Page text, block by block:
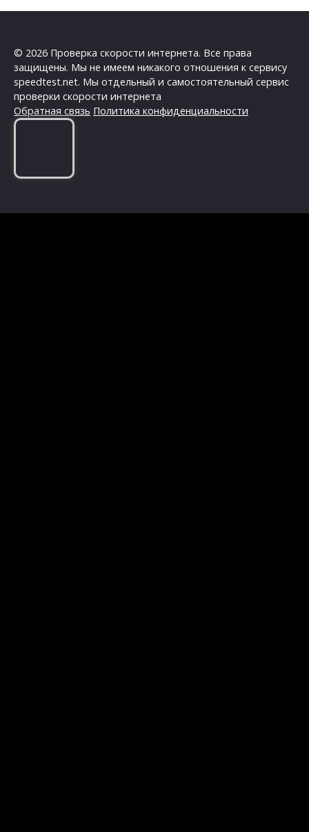
© 2026 Проверка скорости интернета. Все права
защищены. Мы не имеем никакого отношения к сервису
speedtest.net. Мы отдельный и самостоятельный сервис
проверки скорости интернета
Обратная связь Политика конфиденциальности